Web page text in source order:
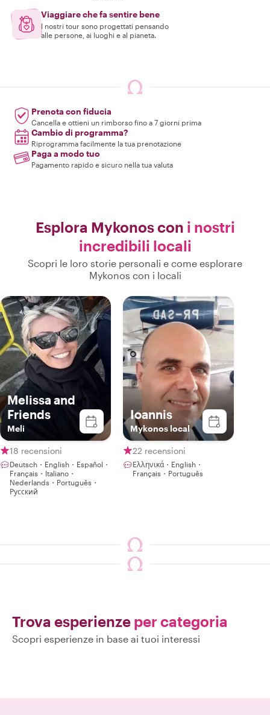
Viaggiare che fa sentire bene
I nostri tour sono progettati pensando
alle persone, ai luoghi e al pianeta.
Prenota con fiducia
Cancella e ottieni un rimborso fino a 7 giorni prima
Cambio di programma?
Riprogramma facilmente la tua prenotazione
Paga a modo tuo
Pagamento rapido e sicuro nella tua valuta
Esplora Mykonos con i nostri
incredibili locali
Scopri le loro storie personali e come esplorare
Mykonos con i locali
Melissa and
Friends
Meli
18 recensioni
Deutsch・English・Español・
Français・Italiano・
Nederlands・Português・
Русский
Ioannis
Mykonos local
22 recensioni
Ελληνικά・English・
Français・Português
Trova esperienze per categoria
Scopri esperienze in base ai tuoi interessi